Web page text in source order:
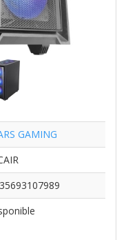
GAMING